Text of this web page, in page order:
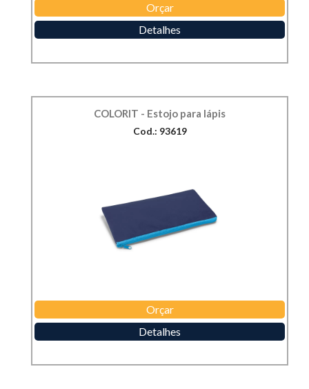
Orçar
Detalhes
COLORIT - Estojo para lápis
Cod.: 93619
Orçar
Detalhes